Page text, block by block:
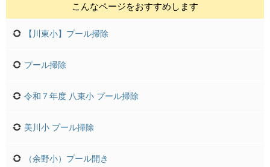
こんなページをおすすめします
【川東小】プール掃除
プール掃除
令和７年度 八束小 プール掃除
美川小 プール掃除
（余野小）プール開き